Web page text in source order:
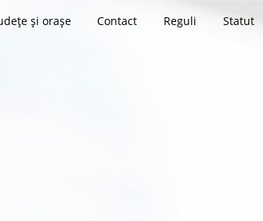
și orașe Contact Reguli Statut